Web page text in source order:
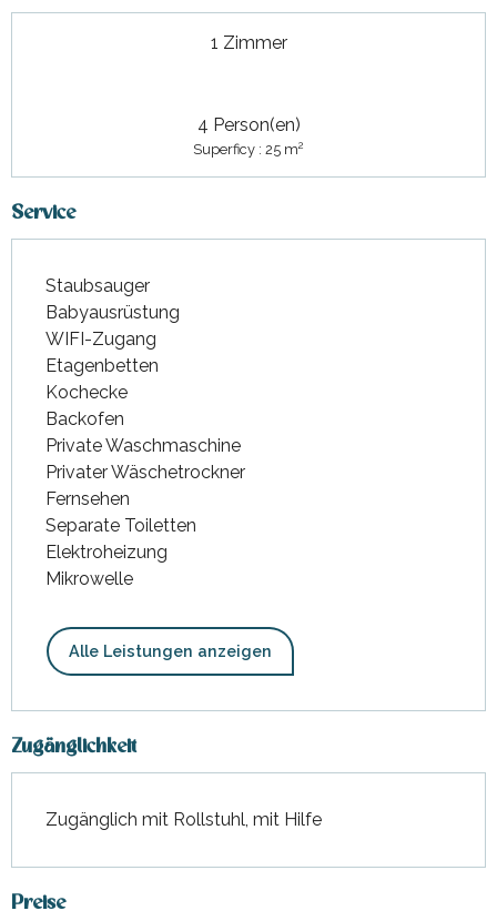
1 Zimmer
4 Person(en)
Superficy : 25 m2
Service
Staubsauger
Babyausrüstung
WIFI-Zugang
Etagenbetten
Kochecke
Backofen
Private Waschmaschine
Privater Wäschetrockner
Fernsehen
Separate Toiletten
Elektroheizung
Mikrowelle
Alle Leistungen anzeigen
Zugänglichkeit
Zugänglich mit Rollstuhl, mit Hilfe
Preise